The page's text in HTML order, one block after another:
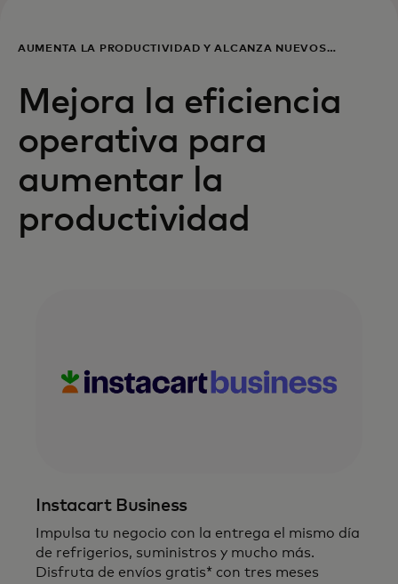
AUMENTA LA PRODUCTIVIDAD Y ALCANZA NUEVOS
Mejora la eficiencia
operativa para
aumentar la
productividad
Instacart Business
Impulsa tu negocio con la entrega el mismo día
de refrigerios, suministros y mucho más.
Disfruta de envíos gratis* con tres meses